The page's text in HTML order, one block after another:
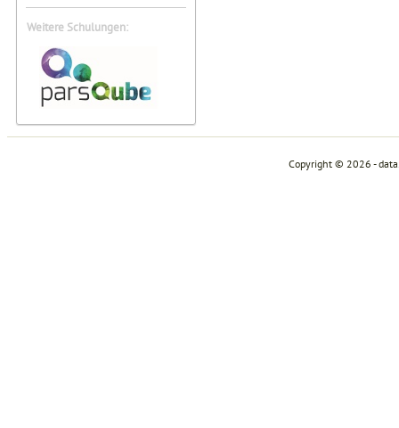
Weitere Schulungen:
Copyright © 2026 -